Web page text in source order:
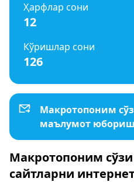
Ҳарфлар сони
12
Кўришлар сони
126
Макротопоним
маълумот юбориш
Макротопоним
сайтларни